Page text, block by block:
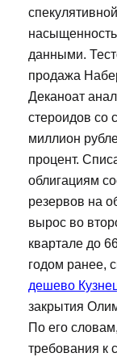
данными.
продажа
Деканоат
стероидов со
миллион
процент.
облигациям
резервов на
вырос во
квартале до
годом ранее,
дешево
закрытия
По его
требования к